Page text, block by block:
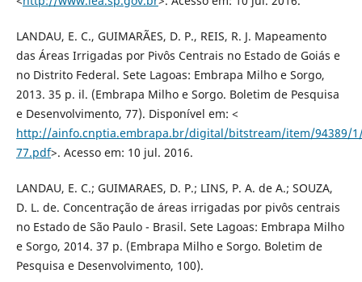
LANDAU, E. C., GUIMARÃES, D. P., REIS, R. J. Mapeamento
das Áreas Irrigadas por Pivôs Centrais no Estado de Goiás e
no Distrito Federal. Sete Lagoas: Embrapa Milho e Sorgo,
2013. 35 p. il. (Embrapa Milho e Sorgo. Boletim de Pesquisa
e Desenvolvimento, 77). Disponível em: <
http://ainfo.cnptia.embrapa.br/digital/bitstream/item/94389/
77.pdf>. Acesso em: 10 jul. 2016.
LANDAU, E. C.; GUIMARAES, D. P.; LINS, P. A. de A.; SOUZA,
D. L. de. Concentração de áreas irrigadas por pivôs centrais
no Estado de São Paulo - Brasil. Sete Lagoas: Embrapa Milho
e Sorgo, 2014. 37 p. (Embrapa Milho e Sorgo. Boletim de
Pesquisa e Desenvolvimento, 100).